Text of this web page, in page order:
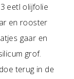
eetl olijfolie
en rooster
gaar en
grof.
terug in de